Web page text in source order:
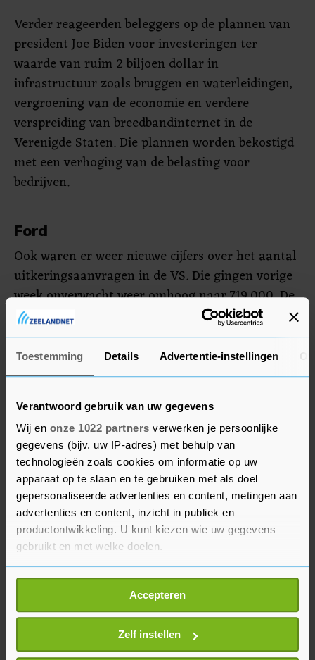
Toestemming Details Advertentie-instellingen
Verantwoord gebruik van uw gegevens
Wij en onze 1022 partners verwerken je persoonlijke
gegevens (bijv. uw IP-adres) met behulp van
technologieën zoals cookies om informatie op uw
apparaat op te slaan en te gebruiken met als doel
gepersonaliseerde advertenties en content, metingen aan
advertenties en content, inzicht in publiek en
productontwikkeling. U kunt kiezen wie uw gegevens
gebruikt en met welke doelen.
Als u het toestaat, willen we ook graag:
Informatie verzamelen over uw geografische
locatie, die tot een paar meter nauwkeurig kan zijn
Uw apparaat identificeren door het actief te
scannen op specifieke eigenschappen (fingerprinting)
Accepteren
Zelf instellen
Verder reageerden beleggers op de plannen van
president Joe Biden voor investeringen ter
waarde van ruim 2 biljoen dollar in
infrastructuur zoals bruggen en waterleidingen,
vergroening van de economie en verdere
verspreiding van breedbandinternet in de
Verenigde Staten. Die plannen worden bekostigd
met een verhoging van de belasting voor
bedrijven.
Ford
Ook waren er weer nieuwe cijfers over het aantal
uitkeringsaanvragen in de VS. Die gingen vorige
week onverwacht weer omhoog naar 719.000. De
Dow-Jonesindex stond na enkele minuten handel
0,2 procent hoger op 33.046 punten. De breed
samengestelde S&P 500 kreeg er 0,7 procent bij
tot 4001 punten en techbeurs Nasdaq steeg 1,6
Farmaceut Johnson & Johnson werd 1 procent
lager gezet. Door een fout in een Amerikaanse
fabriek zijn 15 miljoen doses van het
coronavaccin van het bedrijf niet te gebruiken.
Ford Motor (min 0,7 procent) staakt de productie
van zijn pick-uptrucks in twee fabrieken vanwege
het chiptekort. De twee autofabrieken gaan twee
weken op slot. De pick-uptrucks zijn Fords meest
winstgevende automodel.